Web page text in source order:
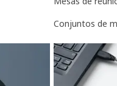
Conjuntos de